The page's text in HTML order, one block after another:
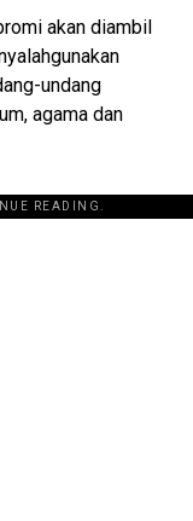
akan diambil
undang
agama dan
READING.